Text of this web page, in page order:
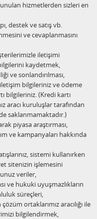
hizmetlerden sizleri en
destek ve satış vb.
ve cevaplanmasını
iletişimi
kaydetmek,
ve sonlandırılması,
bilgileriniz ve ödeme
bilgileriniz. (Kredi kartı
aracı kuruluşlar tarafından
saklanmamaktadır.)
piyasa araştırması,
ve kampanyaları hakkında
sistemi kullanırken
sitenizin işlemesini
veriler,
ve hukuki uyuşmazlıkların
süreçleri,
ortaklarımız aracılığı ile
bilgilendirmek,